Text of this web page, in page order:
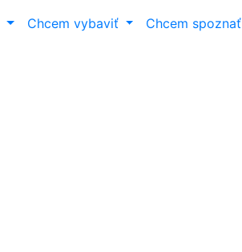
Chcem vybaviť Chcem spoznať